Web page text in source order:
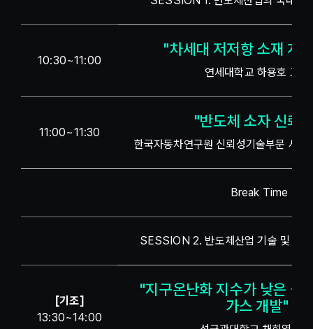
10:30~11:00
"차세대 저저항 소재 개
연세대학교 하용호 교수
11:00~11:30
"반도체 소자 신뢰
한국자동차연구원 신뢰성기술부문 사공
Break Time
SESSION 2. 반도체산업 기술 및 소
[기조]
13:30~14:00
"지구온난화 지수가 낮은 플
가스 개발"